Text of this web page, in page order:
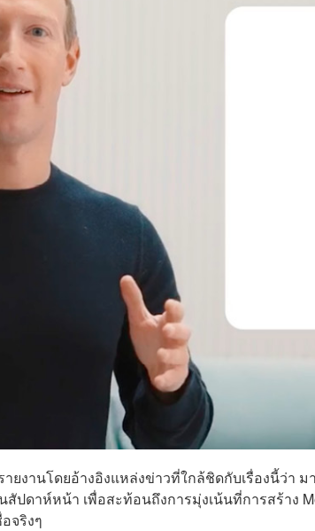
ยงานโดยอ้างอิงแหล่งข่าวที่ใกล้ชิดกับเรื่องนี้ว่า ม
สัปดาห์หน้า เพื่อสะท้อนถึงการมุ่งเน้นที่การสร้าง
จริงๆ